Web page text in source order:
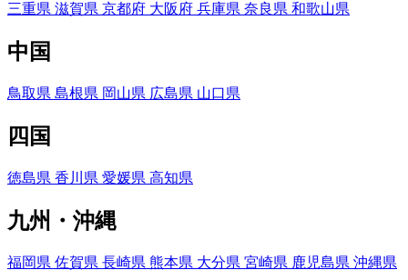
三重県 滋賀県 京都府 大阪府 兵庫県 奈良県 和歌山県
中国
鳥取県 島根県 岡山県 広島県 山口県
四国
徳島県 香川県 愛媛県 高知県
九州・沖縄
福岡県 佐賀県 長崎県 熊本県 大分県 宮崎県 鹿児島県 沖縄県